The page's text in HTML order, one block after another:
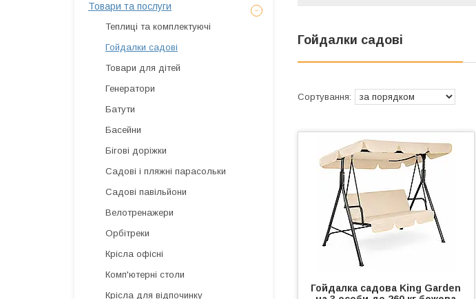
Гойдалки садові
Гойдалка садова King Garden
Товари та послуги
Теплиці та комплектуючі
Гойдалки садові
Товари для дітей
Генератори
Батути
Басейни
Бігові доріжки
Садові і пляжні парасольки
Садові павільйони
Велотренажери
Орбітреки
Крісла офісні
Комп'ютерні столи
Крісла для відпочинку